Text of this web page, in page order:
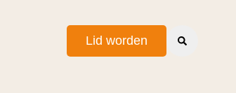
Lid worden